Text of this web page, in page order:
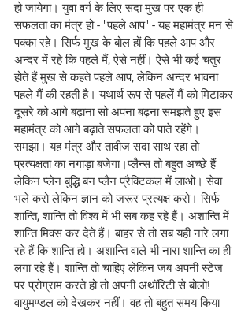
हो जायेगा। युवा वर्ग के लिए सदा मुख पर एक ही
सफलता का मंत्र हो - "पहले आप" - यह महामंत्र मन से
पक्का रहे। सिर्फ मुख के बोल हों कि पहले आप और
अन्दर में रहे कि पहले मैं, ऐसे नहीं। ऐसे भी कई चतुर
होते हैं मुख से कहते पहले आप, लेकिन अन्दर भावना
पहले मैं की रहती है। यथार्थ रूप से पहलें मैं को मिटाकर
दूसरे को आगे बढ़ाना सो अपना बढ़ना समझते हुए इस
महामंत्र को आगे बढ़ाते सफलता को पाते रहेंगे।
समझा। यह मंत्र और तावीज सदा साथ रहा तो
प्रत्यक्षता का नगाड़ा बजेगा।प्लैन्स तो बहुत अच्छे हैं
लेकिन प्लेन बुद्धि बन प्लैन प्रैक्टिकल में लाओ। सेवा
भले करो लेकिन ज्ञान को जरूर प्रत्यक्ष करो। सिर्फ
शान्ति, शान्ति तो विश्व में भी सब कह रहे हैं। अशान्ति में
शान्ति मिक्स कर देते हैं। बाहर से तो सब यही नारे लगा
रहे हैं कि शान्ति हो। अशान्ति वाले भी नारा शान्ति का ही
लगा रहे हैं। शान्ति तो चाहिए लेकिन जब अपनी स्टेज
पर प्रोग्राम करते हो तो अपनी अथॉरिटी से बोलो!
वायुमण्डल को देखकर नहीं। वह तो बहुत समय किया